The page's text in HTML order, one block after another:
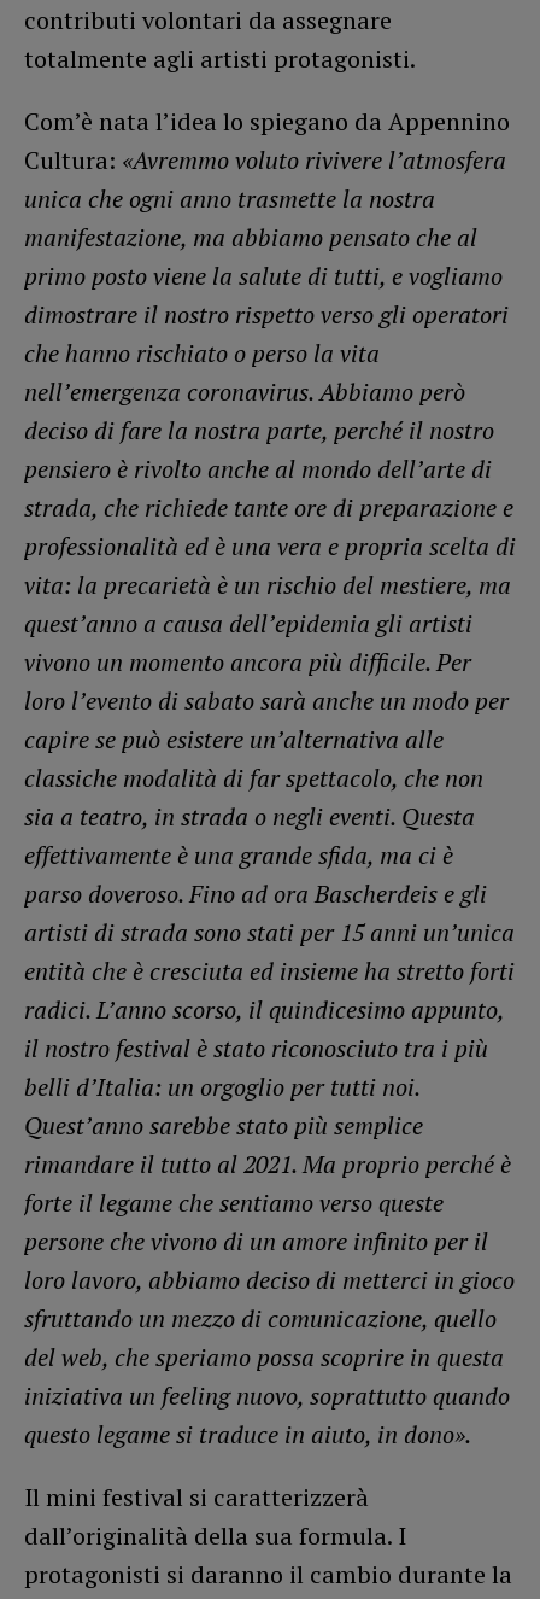
contributi volontari da assegnare
totalmente agli artisti protagonisti.
Com’è nata l’idea lo spiegano da Appennino
Cultura: «Avremmo voluto rivivere l’atmosfera
unica che ogni anno trasmette la nostra
manifestazione, ma abbiamo pensato che al
primo posto viene la salute di tutti, e vogliamo
dimostrare il nostro rispetto verso gli operatori
che hanno rischiato o perso la vita
nell’emergenza coronavirus. Abbiamo però
deciso di fare la nostra parte, perché il nostro
pensiero è rivolto anche al mondo dell’arte di
strada, che richiede tante ore di preparazione e
professionalità ed è una vera e propria scelta di
vita: la precarietà è un rischio del mestiere, ma
quest’anno a causa dell’epidemia gli artisti
vivono un momento ancora più difficile. Per
loro l’evento di sabato sarà anche un modo per
capire se può esistere un’alternativa alle
classiche modalità di far spettacolo, che non
sia a teatro, in strada o negli eventi. Questa
effettivamente è una grande sfida, ma ci è
parso doveroso. Fino ad ora Bascherdeis e gli
artisti di strada sono stati per 15 anni un’unica
entità che è cresciuta ed insieme ha stretto forti
radici. L’anno scorso, il quindicesimo appunto,
il nostro festival è stato riconosciuto tra i più
belli d’Italia: un orgoglio per tutti noi.
Quest’anno sarebbe stato più semplice
rimandare il tutto al 2021. Ma proprio perché è
forte il legame che sentiamo verso queste
persone che vivono di un amore infinito per il
loro lavoro, abbiamo deciso di metterci in gioco
sfruttando un mezzo di comunicazione, quello
del web, che speriamo possa scoprire in questa
iniziativa un feeling nuovo, soprattutto quando
questo legame si traduce in aiuto, in dono».
Il mini festival si caratterizzerà
dall’originalità della sua formula. I
protagonisti si daranno il cambio durante la